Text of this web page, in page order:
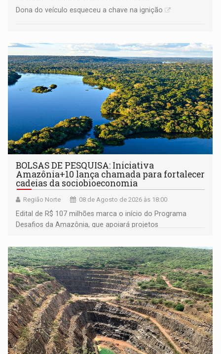
Dona do veículo esqueceu a chave na ignição
BOLSAS DE PESQUISA: Iniciativa
Amazônia+10 lança chamada para fortalecer
cadeias da sociobioeconomia
Região Norte 08 de Agosto de 2026 às 18:00
Edital de R$ 107 milhões marca o início do Programa
Desafios da Amazônia, que apoiará projetos
submissão de pré-propostas poderá ser feita até 1º de
setembro